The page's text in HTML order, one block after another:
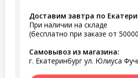
Доставим завтра по
При наличии на складе
(бесплатно при заказе от
Самовывоз из магазина:
г. Екатеринбург ул. Юлиуса